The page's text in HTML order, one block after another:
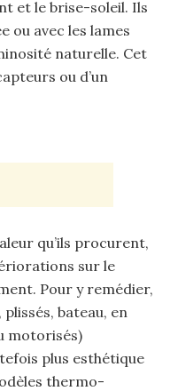
et le brise-soleil. Ils
ou avec les lames
naturelle. Cet
ou d’un
qu’ils procurent,
sur le
Pour y remédier,
bateau, en
motorisés)
plus esthétique
thermo-